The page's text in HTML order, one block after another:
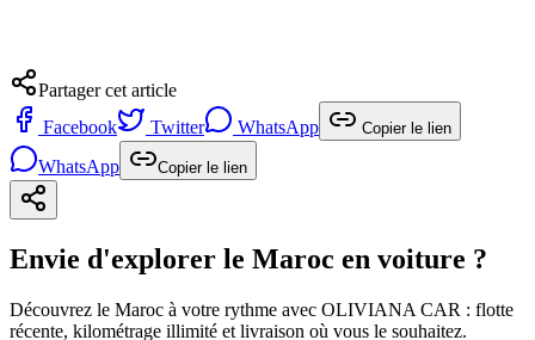
Partager cet article
Facebook
Twitter WhatsApp Copier le lien
WhatsApp Copier le lien
Envie d'explorer le Maroc en voiture ?
Découvrez le Maroc à votre rythme avec OLIVIANA CAR : flotte
récente, kilométrage illimité et livraison où vous le souhaitez.